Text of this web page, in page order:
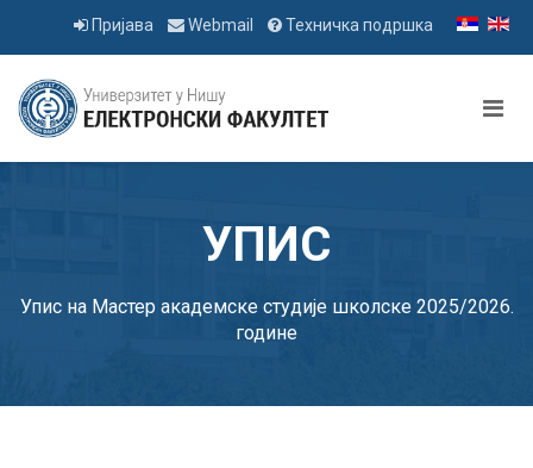
Пријава Webmail Техничка подршка
УПИС
Упис на Мастер академске студије школске 2025/2026.
године